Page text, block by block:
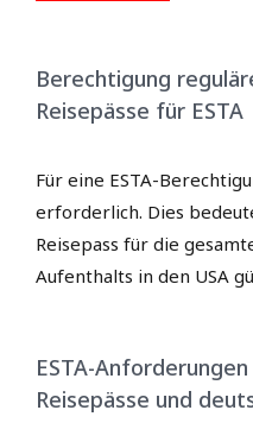
Berechtigung
Reisepässe für ESTA
Für eine ESTA-
erforderlich. Dies
Reisepass für die
Aufenthalts in den USA
ESTA-
Reisepässe und